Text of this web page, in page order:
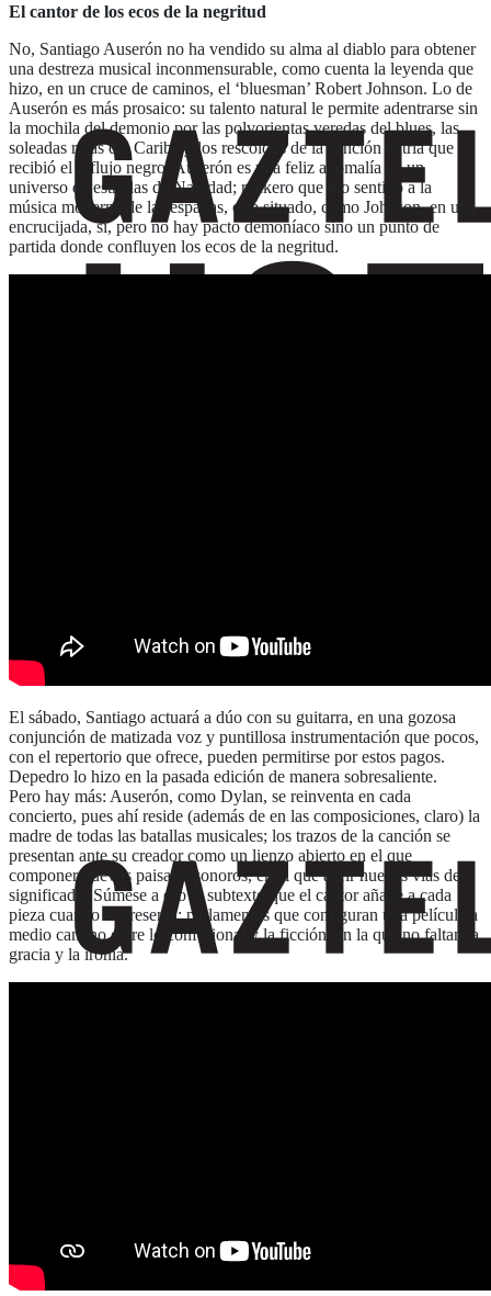
El cantor de los ecos de la negritud
No, Santiago Auserón no ha vendido su alma al diablo para obtener
una destreza musical inconmensurable, como cuenta la leyenda que
hizo, en un cruce de caminos, el ‘bluesman’ Robert Johnson. Lo de
Auserón es más prosaico: su talento natural le permite adentrarse sin
la mochila del demonio por las polvorientas veredas del blues, las
soleadas rutas del Caribe y los rescoldos de la canción patria que
recibió el influjo negro. Auserón es una feliz anomalía en un
universo de estrellas de Navidad; rockero que dio sentido a la
música moderna de las españas, está situado, como Johnson, en una
encrucijada, sí, pero no hay pacto demoníaco sino un punto de
partida donde confluyen los ecos de la negritud.
El sábado, Santiago actuará a dúo con su guitarra, en una gozosa
conjunción de matizada voz y puntillosa instrumentación que pocos,
con el repertorio que ofrece, pueden permitirse por estos pagos.
Depedro lo hizo en la pasada edición de manera sobresaliente.
Pero hay más: Auserón, como Dylan, se reinventa en cada
concierto, pues ahí reside (además de en las composiciones, claro) la
madre de todas las batallas musicales; los trazos de la canción se
presentan ante su creador como un lienzo abierto en el que
componer nuevos paisajes sonoros, en el que abrir nuevas vías de
significado. Súmese a eso el subtexto que el cantor añade a cada
pieza cuando la presenta; parlamentos que configuran una película a
medio camino entre lo confesional y la ficción, en la que no faltan la
gracia y la ironía.